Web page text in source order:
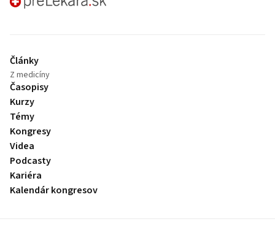
preLekára.sk
Články
Z medicíny
Časopisy
Kurzy
Témy
Kongresy
Videa
Podcasty
Kariéra
Kalendár kongresov